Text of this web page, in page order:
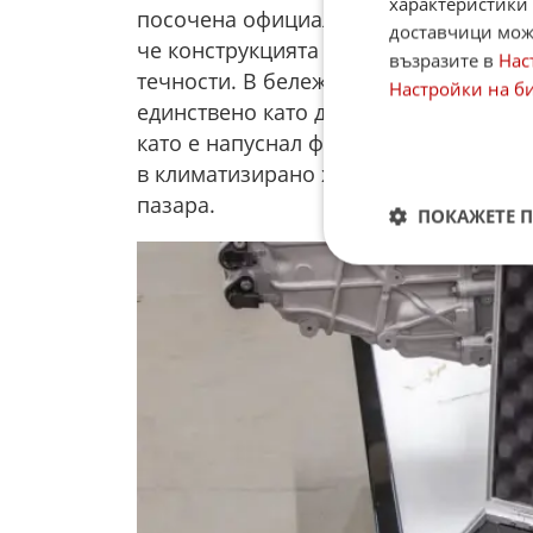
посочена официална документация
че конструкцията е напълно
течности. В бележката от фабриката
единствено като декоративен
като е напуснал фабриката през
в климатизирано хранилище, преди
пазара.
доставчици
възразите в
Настройки на
ПОКАЖЕТЕ